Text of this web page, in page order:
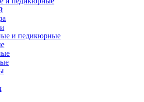
и педикюрные